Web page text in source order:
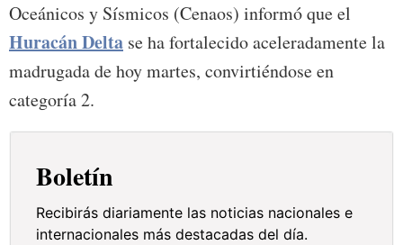
Oceánicos y Sísmicos (Cenaos) informó que el
Huracán Delta se ha fortalecido aceleradamente la
madrugada de hoy martes, convirtiéndose en
categoría 2.
Boletín
Recibirás diariamente las noticias nacionales e
internacionales más destacadas del día.